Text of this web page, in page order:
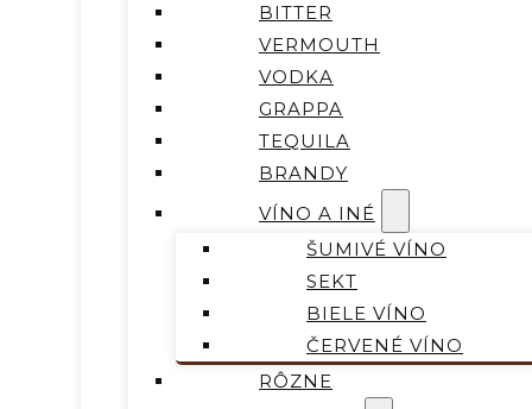
BITTER
VERMOUTH
VODKA
GRAPPA
TEQUILA
BRANDY
VÍNO A INÉ
ŠUMIVÉ VÍNO
SEKT
BIELE VÍNO
ČERVENÉ VÍNO
RÔZNE